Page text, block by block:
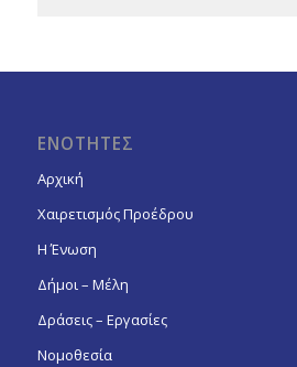
ΕΝΟΤΗΤΕΣ
Αρχική
Χαιρετισμός Προέδρου
Η Ένωση
Δήμοι – Μέλη
Δράσεις – Εργασίες
Νομοθεσία